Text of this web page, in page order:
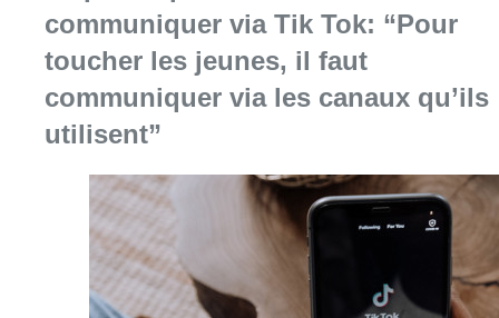
communiquer via Tik Tok: “Pour
toucher les jeunes, il faut
communiquer via les canaux qu’ils
utilisent”